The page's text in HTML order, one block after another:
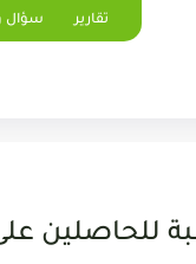
تقارير سؤال
للحاصلين